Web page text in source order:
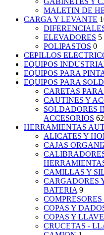
MALETIN DE
CARGA Y LEVANTE
ELEVADORES 5
POLIPASTOS 0
CEPILLOS
EQUIPOS
EQUIPOS PARA
EQUIPOS PARA
CARETAS
CAUTINES Y
SOLDADORES
ACCESORIOS 62
HERRAMIENTAS
ALICATES Y
CAJAS
CAMILLAS Y
CARGADORES
BATERIA 9
COPAS Y
COPAS Y
CRUCETAS -